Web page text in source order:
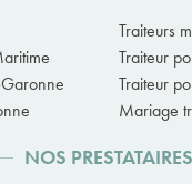
Traiteurs
Traiteur
Traiteur
Mariage
NOS